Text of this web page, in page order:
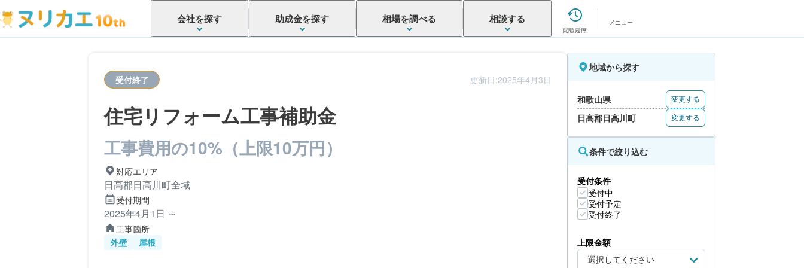
会社を探す 助成金を探す 相場を調べる 相談する
閲覧履歴
メニュー
受付終了 更新日:2025年4月3日
住宅リフォーム工事補助金
工事費用の10%（上限10万円）
対応エリア
日高郡日高川町全域
受付期間
2025年4月1日 ～
工事箇所
外壁
屋根
地域から探す
和歌山県 変更する
日高郡日高川町 変更する
条件で絞り込む
受付条件
受付中
受付予定
受付終了
上限金額